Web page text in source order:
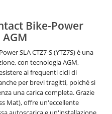
Bike-Power
AGM
SLA CTZ7-S (YTZ7S) è una
con tecnologia AGM,
ai frequenti cicli di
per brevi tragitti, poiché si
una carica completa. Grazie
Mat), offre un'eccellente